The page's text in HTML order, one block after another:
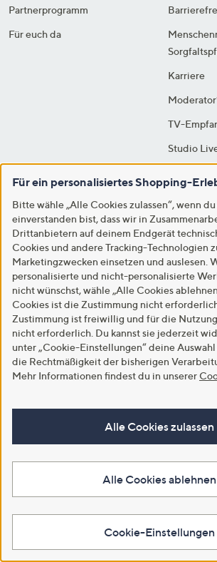
Partnerprogramm
Für euch da
Karriere
TV-
Studio
Überall mit QVC vernetzt
QVC Apps herunterladen
Für ein personalisiertes Shopping-
Bitte wähle „Alle Cookies zulassen“, wenn
einverstanden bist, dass wir in
Drittanbietern auf deinem Endgerät
Cookies und andere Tracking-Technologien
Marketingzwecken einsetzen und auslesen.
personalisierte und nicht-personalisierte
nicht wünschst, wähle „Alle Cookies
Cookies ist die Zustimmung nicht
Zustimmung ist freiwillig und für die
nicht erforderlich. Du kannst sie jederzeit
unter „Cookie-Einstellungen“ deine
die Rechtmäßigkeit der bisherigen
Mehr Informationen findest du in unserer
Alle Cookies zulassen
Alle Cookies ablehnen
Cookie-Einstellungen